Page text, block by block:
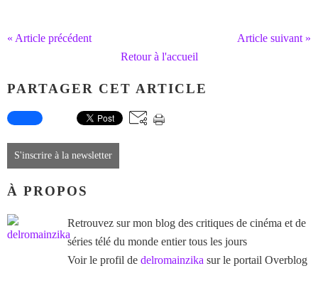
« Article précédent
Article suivant »
Retour à l'accueil
PARTAGER CET ARTICLE
S'inscrire à la newsletter
À PROPOS
Retrouvez sur mon blog des critiques de cinéma et de
séries télé du monde entier tous les jours
Voir le profil de delromainzika sur le portail Overblog